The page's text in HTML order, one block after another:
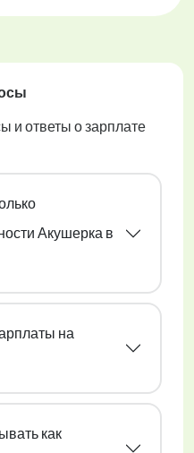
и ответы о зарплате
Акушерка в
на
как